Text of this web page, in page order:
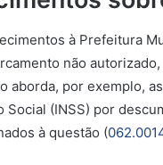
à Prefeitura
não
aborda, por exemplo,
(INSS) por
à questão (